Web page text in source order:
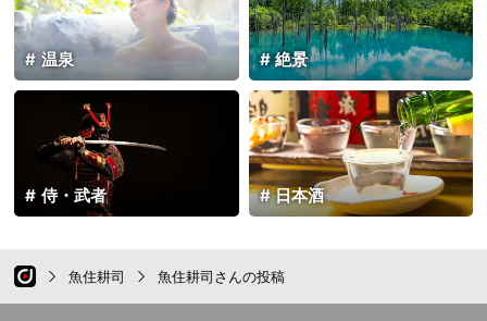
絶景
温泉
日本酒
侍・武者
魚住耕司 魚住耕司さんの投稿